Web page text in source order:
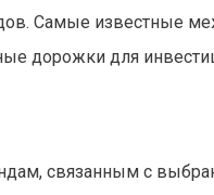
Самые известные
дорожки для
связанным с